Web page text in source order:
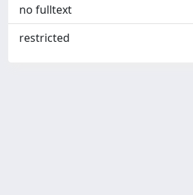
no fulltext
restricted